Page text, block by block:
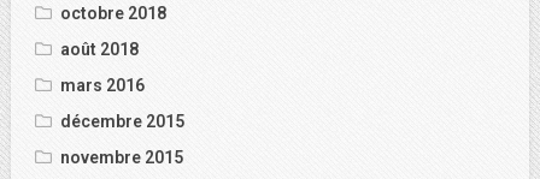
octobre 2018
août 2018
mars 2016
décembre 2015
novembre 2015